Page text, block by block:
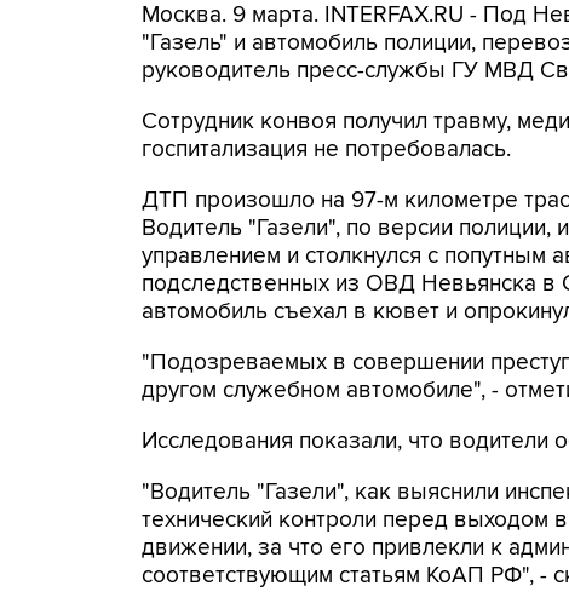
Москва. 9 марта. INTERFAX.RU - Под
"Газель" и автомобиль полиции,
руководитель пресс-службы ГУ МВД
Сотрудник конвоя получил травму,
госпитализация не потребовалась.
ДТП произошло на 97-м километре
Водитель "Газели", по версии полиции,
управлением и столкнулся с
подследственных из ОВД Невьянска
автомобиль съехал в кювет и
"Подозреваемых в совершении
другом служебном автомобиле", -
Исследования показали, что
"Водитель "Газели", как выяснили
технический контроли перед выходом
движении, за что его привлекли к
соответствующим статьям КоАП РФ", -